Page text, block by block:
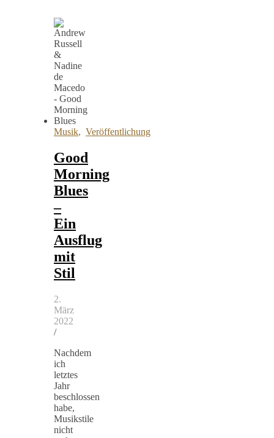
Musik, Veröffentlichung
Good
Morning
Blues
–
Ein
Ausflug
mit
Stil
2.
März
2022
/
Nachdem
ich
letztes
Jahr
beschlossen
habe,
Musikstile
nicht